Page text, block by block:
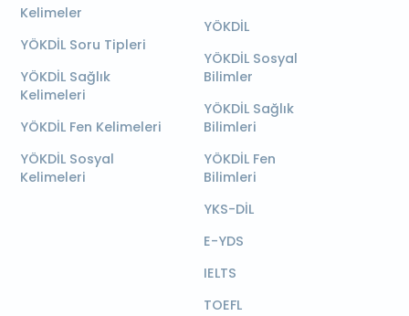
Kelimeler
YÖKDİL Soru Tipleri
YÖKDİL Sağlık
Kelimeleri
YÖKDİL Fen Kelimeleri
YÖKDİL Sosyal
Kelimeleri
YÖKDİL
YÖKDİL Sosyal
Bilimler
YÖKDİL Sağlık
Bilimleri
YÖKDİL Fen
Bilimleri
YKS-DİL
E-YDS
IELTS
TOEFL